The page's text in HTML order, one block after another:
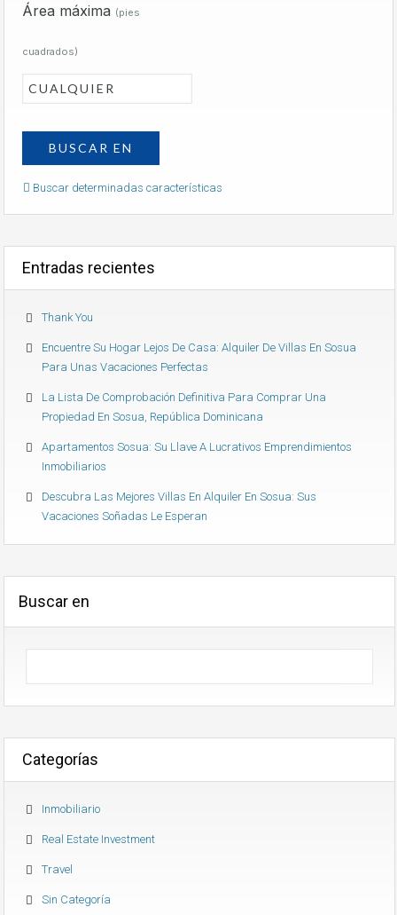
Área máxima (pies
cuadrados)
Buscar determinadas características
Entradas recientes
Thank You
Encuentre Su Hogar Lejos De Casa: Alquiler De Villas En Sosua
Para Unas Vacaciones Perfectas
La Lista De Comprobación Definitiva Para Comprar Una
Propiedad En Sosua, República Dominicana
Apartamentos Sosua: Su Llave A Lucrativos Emprendimientos
Inmobiliarios
Descubra Las Mejores Villas En Alquiler En Sosua: Sus
Vacaciones Soñadas Le Esperan
Buscar en
Categorías
Inmobiliario
Real Estate Investment
Travel
Sin Categoría